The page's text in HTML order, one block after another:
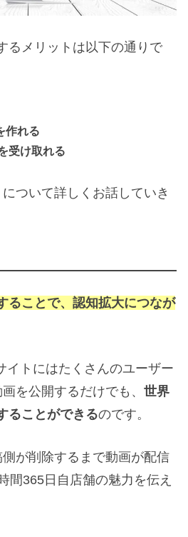
るメリットは以下の通りで
作れる
受け取れる
ついて詳しくお話していき
ることで、認知拡大につなが
イトにはたくさんのユーザー
を公開するだけでも、 世界
ることができるのです。
が削除するまで動画が配信
間365日自店舗の魅力を伝え